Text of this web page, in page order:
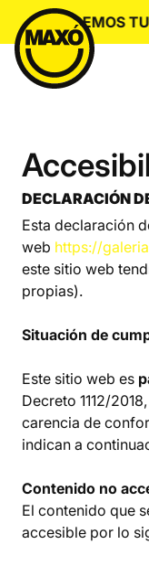
content
HACEMOS TU
DECLARACIÓN
Esta declaración
web https://
este sitio web
propias).
Situación de
Este sitio web es
Decreto 1112/
carencia de
indican a
Contenido no
El contenido que
accesible por lo